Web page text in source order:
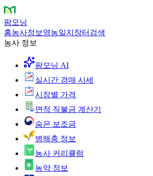
팜모닝
홈농사정보 영농일지 장터 검색
농사 정보
팜모닝 AI
실시간 경매 시세
시장별 가격
면적 직불금 계산기
숨은 보조금
병해충 정보
농사 커리큘럼
농약 정보